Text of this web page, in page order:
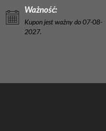
Ważność:
Kupon jest ważny do 07-08-
2027.